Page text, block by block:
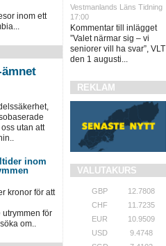
inom ett
utan att
inom
kronor för att
för
om..
Vestmanlands Läns Tidning
17:00
Kommentar till inlägget
”Valet närmar sig – vi
seniorer vill ha svar”, VLT
den 1 augusti...
REKLAM
VALUTAKURS
GBP
12.7808
CHF
11.7235
EUR
10.9509
USD
9.4748